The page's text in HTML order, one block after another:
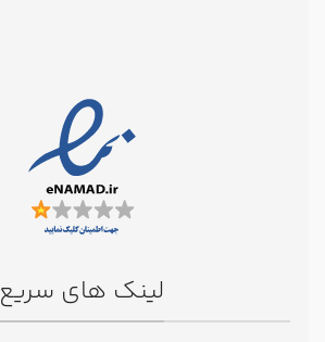
لینک های سریع